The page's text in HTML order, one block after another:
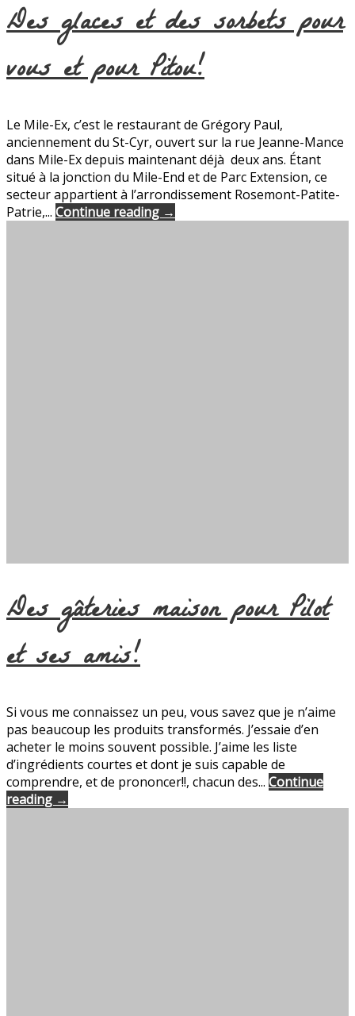
Des glaces et des sorbets pour
vous et pour Pitou!
Le Mile-Ex, c’est le restaurant de Grégory Paul,
anciennement du St-Cyr, ouvert sur la rue Jeanne-Mance
dans Mile-Ex depuis maintenant déjà deux ans. Étant
situé à la jonction du Mile-End et de Parc Extension, ce
secteur appartient à l’arrondissement Rosemont-Patite-
Patrie,... Continue reading →
Des gâteries maison pour Pilot
et ses amis!
Si vous me connaissez un peu, vous savez que je n’aime
pas beaucoup les produits transformés. J’essaie d’en
acheter le moins souvent possible. J’aime les liste
d’ingrédients courtes et dont je suis capable de
comprendre, et de prononcer!!, chacun des... Continue
reading →